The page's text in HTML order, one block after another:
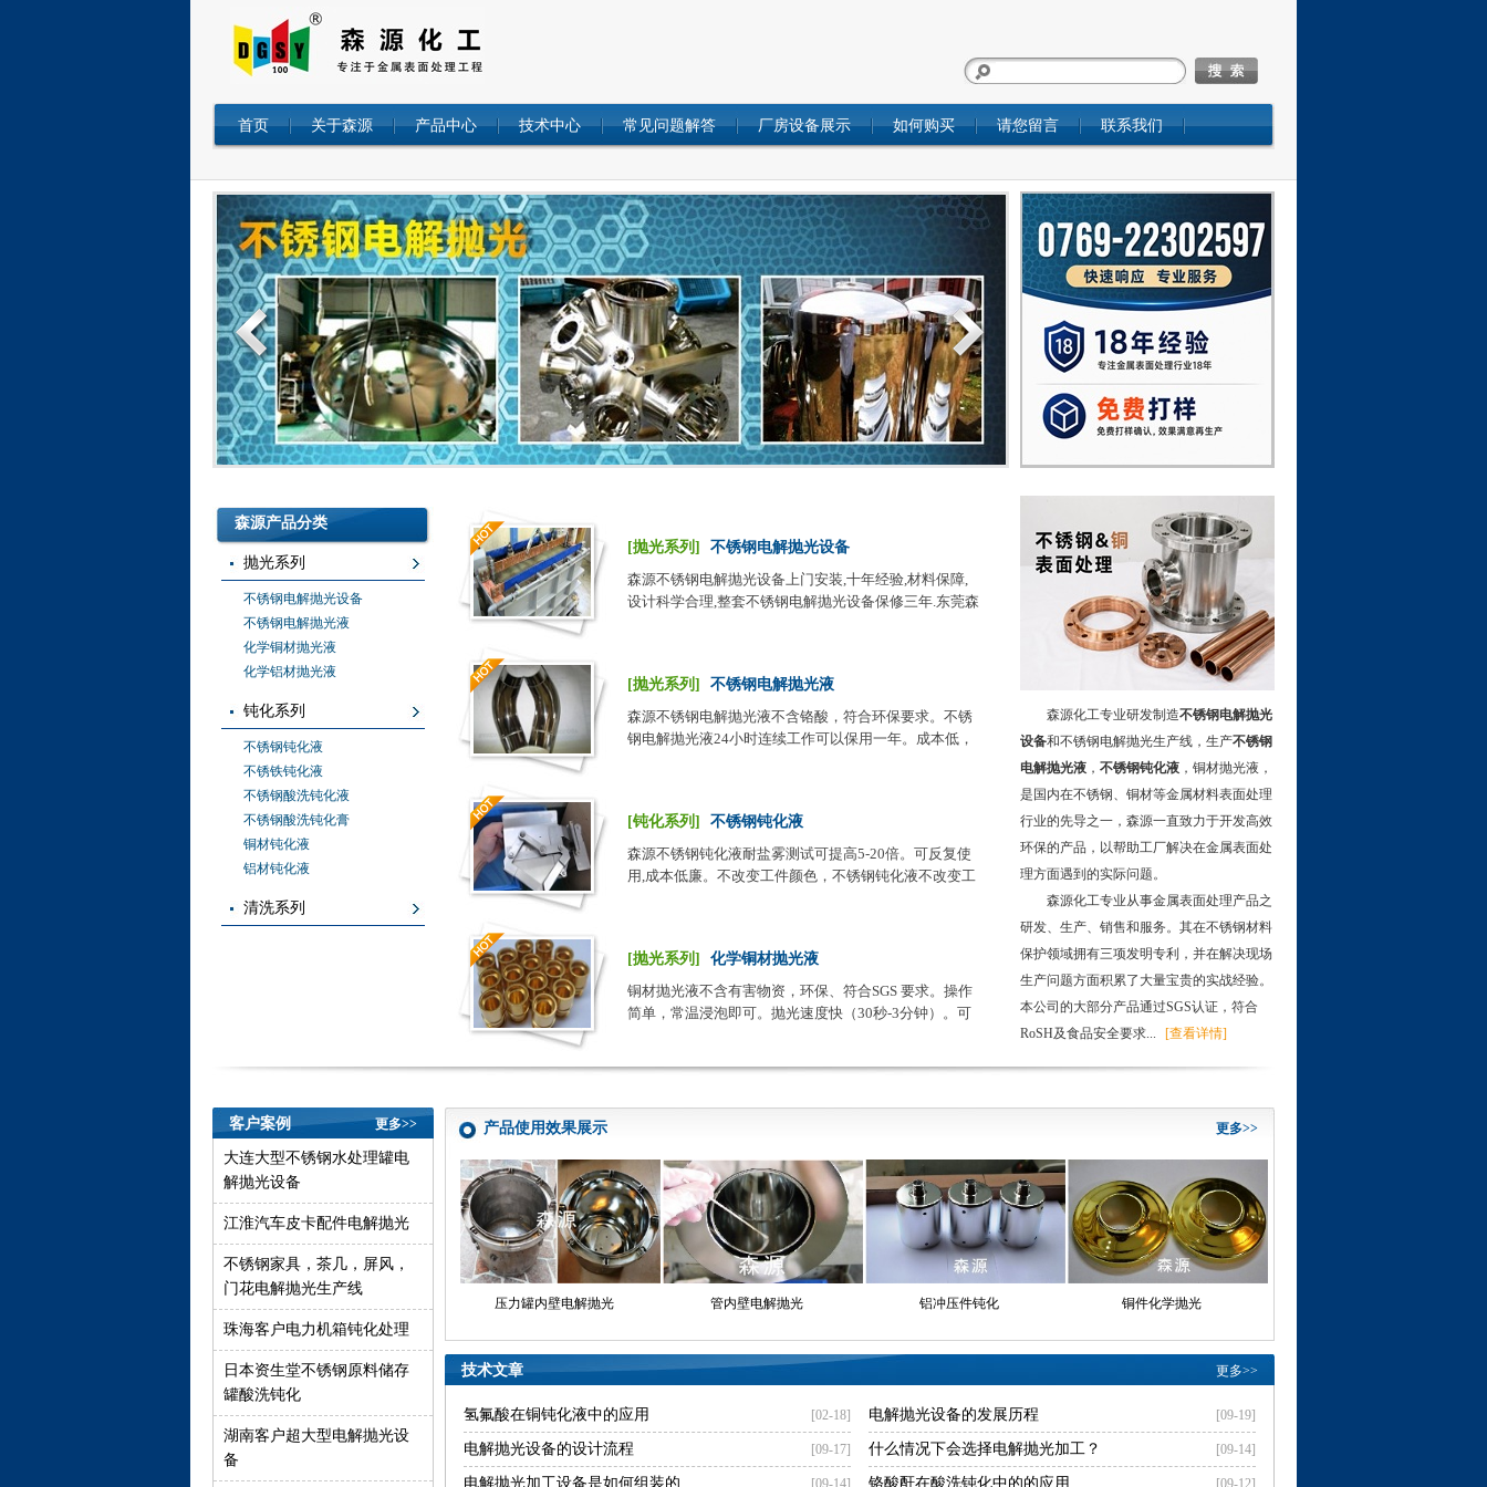
首页 关于森源 产品中心 技术中心 常见问题解答 厂房设备展示 如何购买 请您留言 联系我们
森源产品分类
抛光系列
不锈钢电解抛光设备
不锈钢电解抛光液
化学铜材抛光液
化学铝材抛光液
钝化系列
不锈钢钝化液
不锈铁钝化液
不锈钢酸洗钝化液
不锈钢酸洗钝化膏
铜材钝化液
铝材钝化液
清洗系列
[抛光系列]
不锈钢电解抛光设备
森源不锈钢电解抛光设备上门安装,十年经验,材料保障,
设计科学合理,整套不锈钢电解抛光设备保修三年.东莞森
[抛光系列]
不锈钢电解抛光液
森源不锈钢电解抛光液不含铬酸，符合环保要求。不锈
钢电解抛光液24小时连续工作可以保用一年。成本低，
[钝化系列]
不锈钢钝化液
森源不锈钢钝化液耐盐雾测试可提高5-20倍。可反复使
用,成本低廉。不改变工件颜色，不锈钢钝化液不改变工
[抛光系列]
化学铜材抛光液
铜材抛光液不含有害物资，环保、符合SGS 要求。操作
简单，常温浸泡即可。抛光速度快（30秒-3分钟）。可
森源化工专业研发制造不锈钢电解抛光
设备和不锈钢电解抛光生产线，生产不锈钢
电解抛光液 ， 不锈钢钝化液 ，铜材抛光液，
是国内在不锈钢、铜材等金属材料表面处理
行业的先导之一，森源一直致力于开发高效
环保的产品，以帮助工厂解决在金属表面处
理方面遇到的实际问题。
森源化工专业从事金属表面处理产品之
研发、生产、销售和服务。其在不锈钢材料
保护领域拥有三项发明专利，并在解决现场
生产问题方面积累了大量宝贵的实战经验。
本公司的大部分产品通过SGS认证，符合
RoSH及食品安全要求...
[查看详情]
更多>>
客户案例
大连大型不锈钢水处理罐电
解抛光设备
江淮汽车皮卡配件电解抛光
不锈钢家具，茶几，屏风，
门花电解抛光生产线
珠海客户电力机箱钝化处理
日本资生堂不锈钢原料储存
罐酸洗钝化
湖南客户超大型电解抛光设
备
更多>>
产品使用效果展示
压力罐内壁电解抛光 管内壁电解抛光 铝冲压件钝化 铜件化学抛光
更多>>
技术文章
氢氟酸在铜钝化液中的应用 [02-18] 电解抛光设备的发展历程 [09-19]
电解抛光设备的设计流程 [09-17] 什么情况下会选择电解抛光加工？ [09-14]
电解抛光加工设备是如何组装的 [09-14] 铬酸酐在酸洗钝化中的的应用 [09-12]